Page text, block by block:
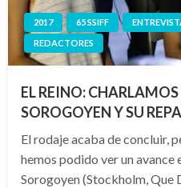
2017 65 SSIFF
REDACTORES
EL REINO:
SOROGOYEN Y SU
El rodaje acaba de concluir,
hemos podido ver un
Sorogoyen (Stockholm, Que